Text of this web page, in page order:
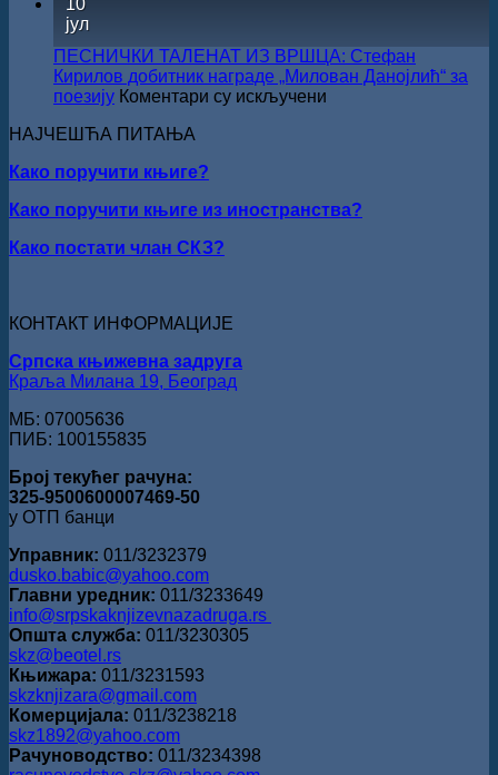
свечано
јул
ПЕСНИЧКИ ТАЛЕНАТ ИЗ ВРШЦА: Стефан
Кирилов добитник награде „Милован Данојлић“ за
поезију Коментари су искључени
Кирилов
НАЈЧЕШЋА ПИТАЊА
Како поручити књиге?
Како поручити књиге из иностранства?
Како постати члан СКЗ?
КОНТАКТ ИНФОРМАЦИЈЕ
Српска књижевна задруга
Краља Милана 19, Београд
МБ: 07005636
ПИБ: 100155835
Број текућег рачуна:
325-9500600007469-50
у ОТП банци
Управник: 011/3232379
dusko.babic@yahoo.com
Главни уредник: 011/3233649
info@srpskaknjizevnazadruga.rs
Општа служба: 011/3230305
skz@beotel.rs
Књижара: 011/3231593
skzknjizara@gmail.com
Комерцијала: 011/3238218
skz1892@yahoo.com
Рачуноводство: 011/3234398